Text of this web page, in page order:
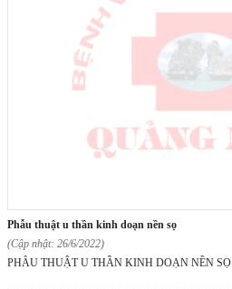
phẫu thuật u thần kinh doạn nền sọ
(Cập nhật: 26/6/2022)
PHẪU THUẬT U THẦN KINH DOẠN NỀN SỌ